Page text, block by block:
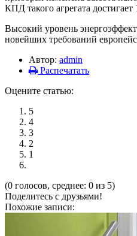
КПД такого агрегата достигает
Высокий уровень
новейших требований
Автор: admin
Распечатать
Оцените статью:
5
4
3
2
1
(0 голосов, среднее: 0 из 5)
Поделитесь с друзьями!
Похожие записи: